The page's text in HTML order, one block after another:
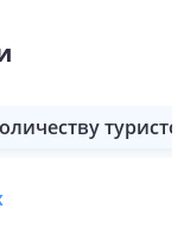
в Швейцарии